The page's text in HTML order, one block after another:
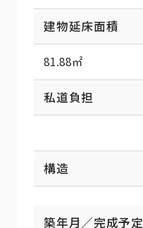
建物延床面積
81.88㎡
私道負担
構造
築年月／完成予定